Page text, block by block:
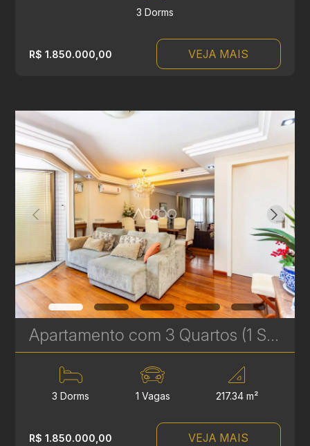
3 Dorms
R$ 1.850.000,00 VEJA MAIS
Apartamento com 3 Quartos (1 Suíte) à Venda no Batel - 217 m² - Amplo e Bem Localizado | Ref. 680
3 Dorms 1 Vagas 217.34 m²
R$ 1.850.000,00 VEJA MAIS